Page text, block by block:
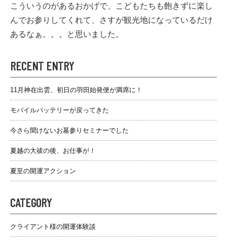
こういうのがあるおかげで、こどもたちも飽きずに楽し
んでお参りしてくれて、さすが観光地になっているだけ
あるなぁ。。。と思いました。
RECENT ENTRY
11月神在出雲、初日の羽田始発便が満席に！
モバイルバッテリーが戻ってきた
今さら聞けないお墓参りセミナーでした
夏越の大祓の後、お仕事が！
夏至の開運アクション
CATEGORY
クライアント様の開運体験談